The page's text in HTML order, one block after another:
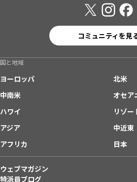
コミュニティを見
国と地域
ヨーロッパ
北米
中南米
オセア
ハワイ
リゾー
アジア
中近東
アフリカ
日本
ウェブマガジン
特派員ブログ